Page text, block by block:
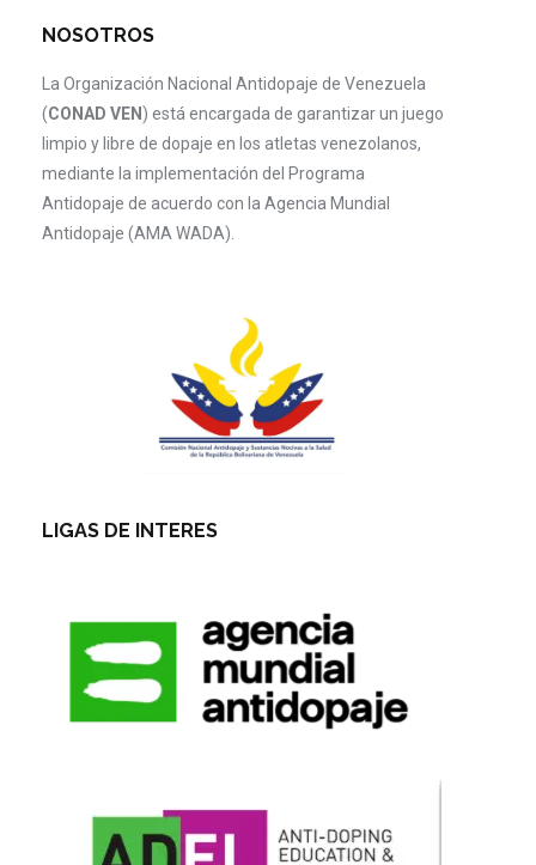
NOSOTROS
La Organización Nacional Antidopaje de Venezuela
(CONAD VEN ) está encargada de garantizar un juego
limpio y libre de dopaje en los atletas venezolanos,
mediante la implementación del Programa
Antidopaje de acuerdo con la Agencia Mundial
Antidopaje (AMA WADA).
LIGAS DE INTERES